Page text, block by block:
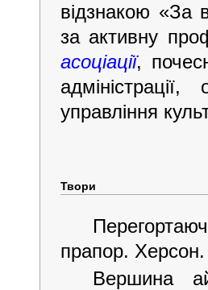
відзнакою «За
за активну
асоціації,
управління
Твори
прапор.
Вершина